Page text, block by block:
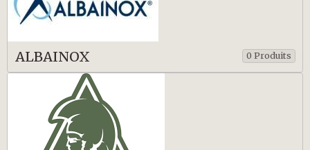
ALBAINOX 0 Produits